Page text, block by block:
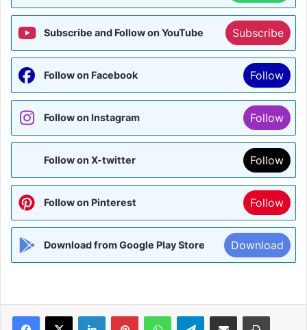
Subscribe and Follow on YouTube Subscribe
Follow on Facebook Follow
Follow on Instagram Follow
Follow on X-twitter Follow
Follow on Pinterest Follow
Download from Google Play Store Download
Facebook
X LinkedInPinterestWhatsAppTelegramShare via Email Print